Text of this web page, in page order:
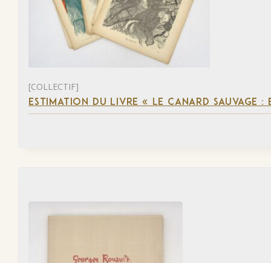
[COLLECTIF]
ESTIMATION DU LIVRE « LE CANARD SAUVAGE :